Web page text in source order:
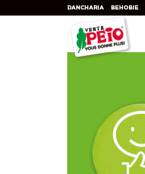
DANCHARIA BEHOBIE